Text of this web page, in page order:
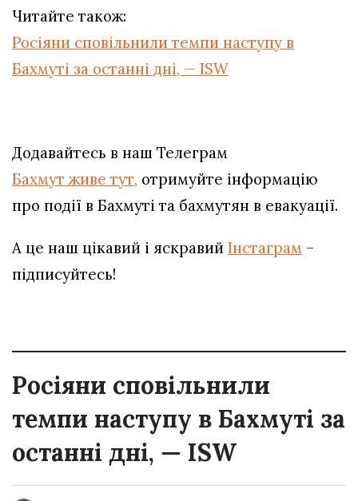
Читайте також:
Росіяни сповільнили темпи наступу в
Бахмуті за останні дні, — ISW
Додавайтесь в наш Телеграм
Бахмут живе тут, отримуйте інформацію
про події в Бахмуті та бахмутян в евакуації.
А це наш цікавий і яскравий Інстаграм –
підписуйтесь!
Росіяни сповільнили
темпи наступу в Бахмуті за
останні дні, — ISW